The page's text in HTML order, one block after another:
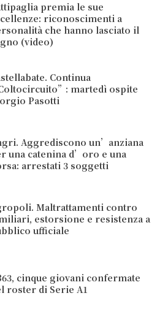
premia le sue
riconoscimenti a
che hanno lasciato il
(video)
Continua
martedì ospite
Pasotti
Aggrediscono un’anziana
una catenina d’oro e una
arrestati 3 soggetti
Maltrattamenti contro
estorsione e resistenza a
ufficiale
cinque giovani confermate
roster di Serie A1